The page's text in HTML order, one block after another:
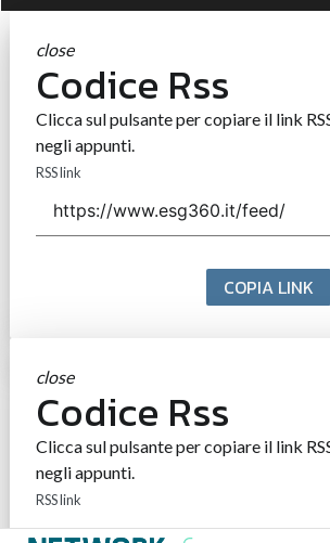
close
Codice Rss
Clicca sul pulsante per copiare il link
negli appunti.
RSS link
COPIA LINK
close
Codice Rss
Clicca sul pulsante per copiare il link
negli appunti.
RSS link